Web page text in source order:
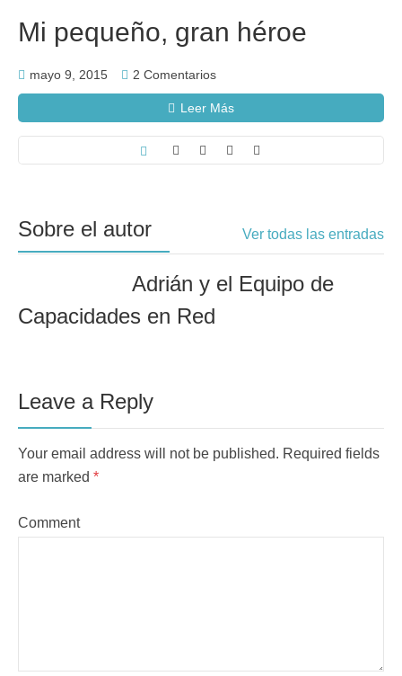
Mi pequeño, gran héroe
mayo 9, 2015 2 Comentarios
Leer Más
Sobre el autor Ver todas las entradas
Adrián y el Equipo de
Capacidades en Red
Leave a Reply
Your email address will not be published. Required fields
are marked *
Comment